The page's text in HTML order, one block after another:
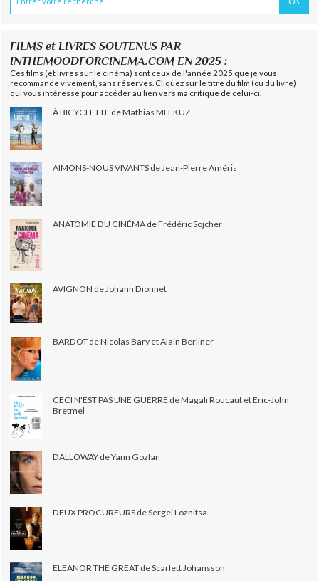
FILMS et LIVRES SOUTENUS PAR
INTHEMOODFORCINEMA.COM EN 2025 :
Ces films (et livres sur le cinéma) sont ceux de l'année 2025 que je vous
recommande vivement, sans réserves. Cliquez sur le titre du film (ou du livre)
qui vous intéresse pour accéder au lien vers ma critique de celui-ci.
À BICYCLETTE de Mathias MLEKUZ
AIMONS-NOUS VIVANTS de Jean-Pierre Améris
ANATOMIE DU CINÉMA de Frédéric Sojcher
AVIGNON de Johann Dionnet
BARDOT de Nicolas Bary et Alain Berliner
CECI N'EST PAS UNE GUERRE de Magali Roucaut et Eric-John
Bretmel
DALLOWAY de Yann Gozlan
DEUX PROCUREURS de Sergei Loznitsa
ELEANOR THE GREAT de Scarlett Johansson